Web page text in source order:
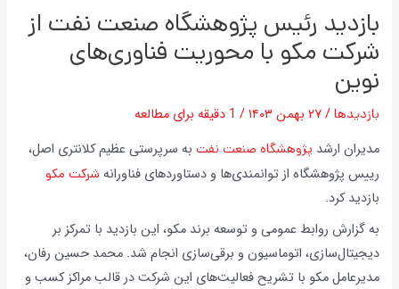
بازدید رئیس پژوهشگاه صنعت نفت از
شرکت مکو با محوریت فناوری‌های
نوین
بازدیدها/۲۷ بهمن ۱۴۰۳ / 1 دقیقه برای مطالعه
مدیران ارشد پژوهشگاه صنعت نفت به سرپرستی عظیم کلانتری اصل،
رییس پژوهشگاه از توانمندی‌ها و دستاوردهای فناورانه شرکت مکو
بازدید کرد.
به گزارش روابط عمومی و توسعه برند مکو، این بازدید با تمرکز بر
دیجیتال‌سازی، اتوماسیون و برقی‌سازی انجام شد. محمد حسین رفان،
مدیرعامل مکو با تشریح فعالیت‌های این شرکت در قالب مراکز کسب و